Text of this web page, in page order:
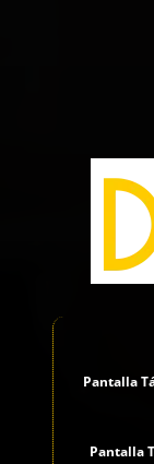
Pantalla
Pantalla